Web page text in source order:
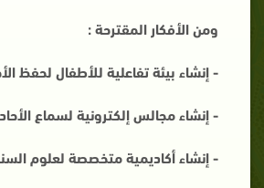
ومن الأفكار المقترحة :
- إنشاء بيئة تفاعلية للأطفال لحفظ
- إنشاء مجالس إلكترونية لسماع
- إنشاء أكاديمية متخصصة لعلوم